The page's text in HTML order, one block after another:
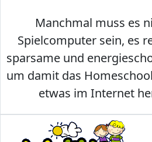
Manchmal muss es
Spielcomputer sein, es
sparsame und
um damit das
etwas im Internet